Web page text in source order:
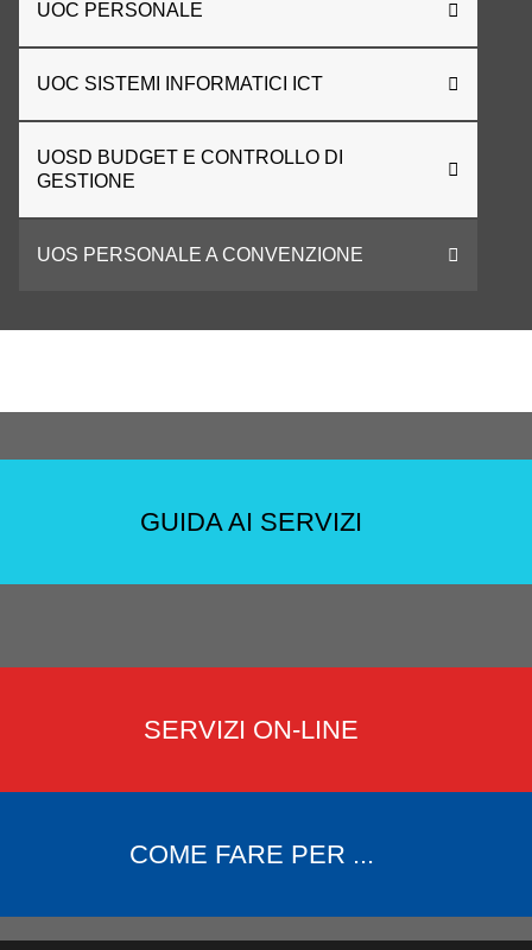
UOC PERSONALE
UOC SISTEMI INFORMATICI ICT
UOSD BUDGET E CONTROLLO DI
GESTIONE
UOS PERSONALE A CONVENZIONE
GUIDA AI SERVIZI
SERVIZI ON-LINE
COME FARE PER ...